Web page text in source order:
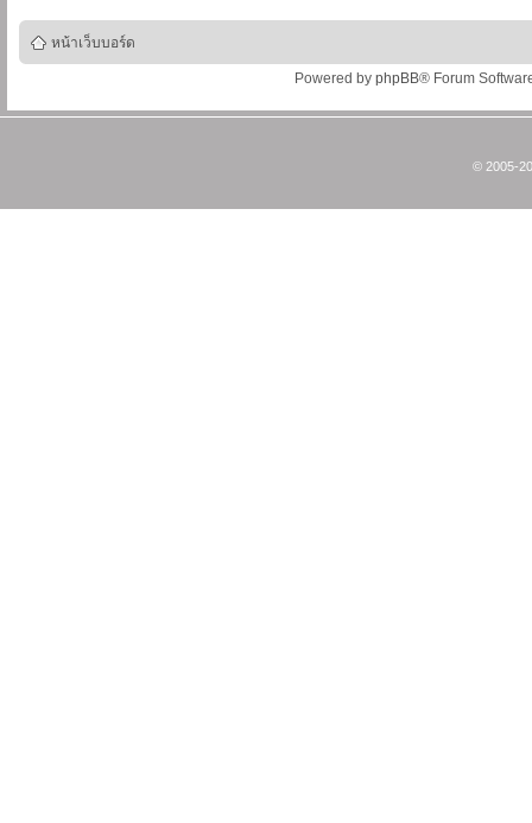
หน้าเว็บบอร์ด
Powered by phpBB® Forum
© 2005-